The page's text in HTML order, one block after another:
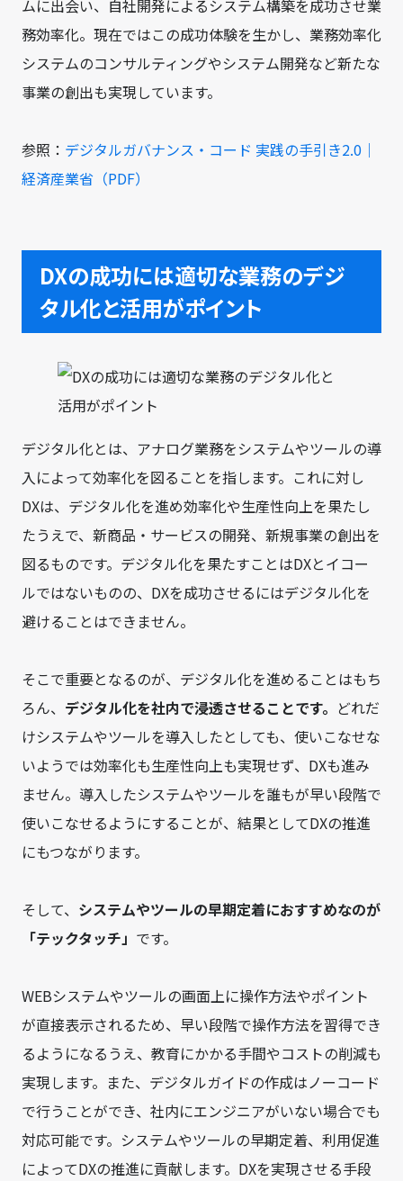
ムに出会い、自社開発によるシステム構築を成功させ業
務効率化。現在ではこの成功体験を生かし、業務効率化
システムのコンサルティングやシステム開発など新たな
事業の創出も実現しています。
参照： デジタルガバナンス・コード 実践の手引き2.0｜
経済産業省（PDF）
DXの成功には適切な業務のデジ
タル化と活用がポイント
デジタル化とは、アナログ業務をシステムやツールの導
入によって効率化を図ることを指します。これに対し
DXは、デジタル化を進め効率化や生産性向上を果たし
たうえで、新商品・サービスの開発、新規事業の創出を
図るものです。デジタル化を果たすことはDXとイコー
ルではないものの、DXを成功させるにはデジタル化を
避けることはできません。
そこで重要となるのが、デジタル化を進めることはもち
ろん、 デジタル化を社内で浸透させることです。 どれだ
けシステムやツールを導入したとしても、使いこなせな
いようでは効率化も生産性向上も実現せず、DXも進み
ません。導入したシステムやツールを誰もが早い段階で
使いこなせるようにすることが、結果としてDXの推進
にもつながります。
そして、 システムやツールの早期定着におすすめなのが
「テックタッチ」 です。
WEBシステムやツールの画面上に操作方法やポイント
が直接表示されるため、早い段階で操作方法を習得でき
るようになるうえ、教育にかかる手間やコストの削減も
実現します。また、デジタルガイドの作成はノーコード
で行うことができ、社内にエンジニアがいない場合でも
対応可能です。システムやツールの早期定着、利用促進
によってDXの推進に貢献します。DXを実現させる手段